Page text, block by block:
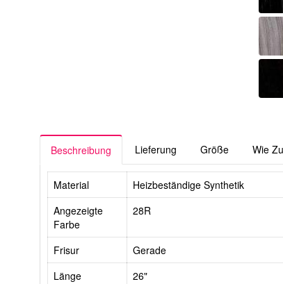
Beschreibung Lieferung Größe Wie
Material
Heizbeständige Synthetik
Angezeigte
Farbe
28R
Frisur
Gerade
Länge
26"